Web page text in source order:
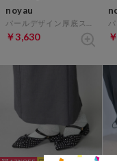
noyau
￥3,630